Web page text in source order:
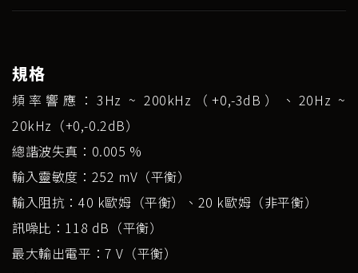
規格
頻率響應：3Hz ~ 200kHz（+0,-3dB）、20Hz ~
20kHz（+0,-0.2dB）
總諧波失真：0.005 %
輸入靈敏度：252 mV（平衡）
輸入阻抗：40 k歐姆（平衡）、20 k歐姆（非平衡）
訊噪比：118 dB（平衡）
最大輸出電平：7 V（平衡）